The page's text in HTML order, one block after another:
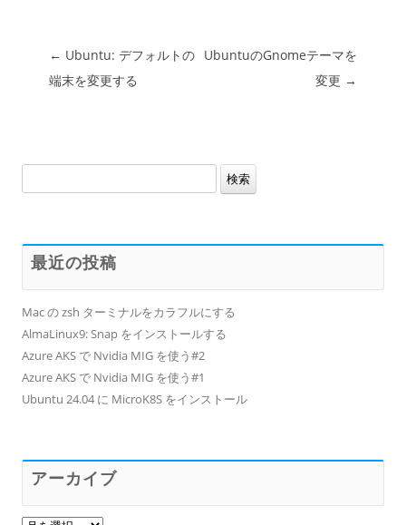
投稿ナビゲーション
← Ubuntu: デフォルトの
端末を変更する
UbuntuのGnomeテーマを
変更 →
索:
最近の投稿
Mac の zsh ターミナルをカラフルにする
AlmaLinux9: Snap をインストールする
Azure AKS で Nvidia MIG を使う#2
Azure AKS で Nvidia MIG を使う#1
Ubuntu 24.04 に MicroK8S をインストール
アーカイブ